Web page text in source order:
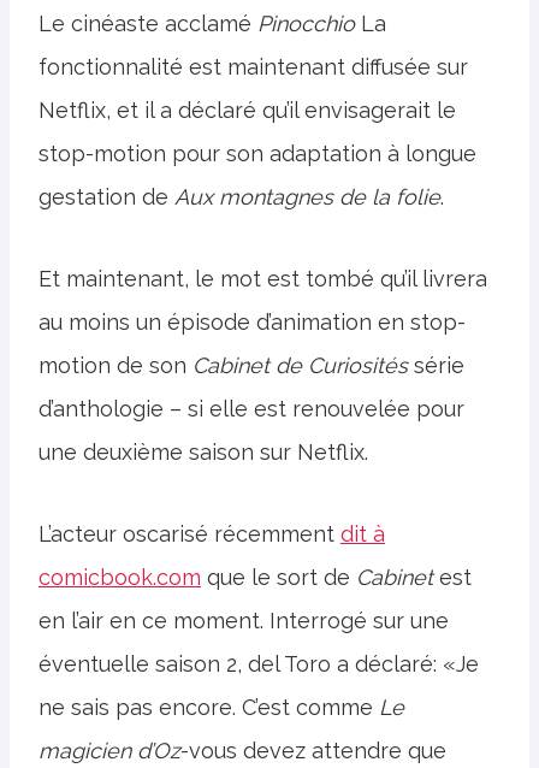
Le cinéaste acclamé PinocchioLa
fonctionnalité est maintenant diffusée sur
Netflix, et il a déclaré qu’il envisagerait le
stop-motion pour son adaptation à longue
gestation de Aux montagnes de la folie.
Et maintenant, le mot est tombé qu’il livrera
au moins un épisode d’animation en stop-
motion de son Cabinet de Curiositéssérie
d’anthologie – si elle est renouvelée pour
une deuxième saison sur Netflix.
L’acteur oscarisé récemment dit à
comicbook.com que le sort de Cabinetest
en l’air en ce moment. Interrogé sur une
éventuelle saison 2, del Toro a déclaré: «Je
ne sais pas encore. C’est comme Le
magicien d’Oz-vous devez attendre que